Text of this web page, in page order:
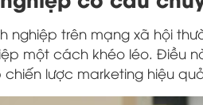
trên mạng xã hội
một cách khéo léo. Điều
lược marketing hiệu